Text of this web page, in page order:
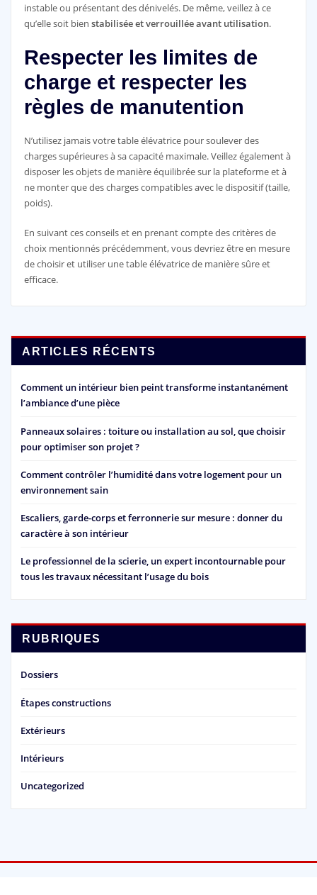
instable ou présentant des dénivelés. De même, veillez à ce
qu’elle soit bien stabilisée et verrouillée avant utilisation.
Respecter les limites de
charge et respecter les
règles de manutention
N’utilisez jamais votre table élévatrice pour soulever des
charges supérieures à sa capacité maximale. Veillez également à
disposer les objets de manière équilibrée sur la plateforme et à
ne monter que des charges compatibles avec le dispositif (taille,
poids).
En suivant ces conseils et en prenant compte des critères de
choix mentionnés précédemment, vous devriez être en mesure
de choisir et utiliser une table élévatrice de manière sûre et
efficace.
ARTICLES RÉCENTS
Comment un intérieur bien peint transforme instantanément
l’ambiance d’une pièce
Panneaux solaires : toiture ou installation au sol, que choisir
pour optimiser son projet ?
Comment contrôler l’humidité dans votre logement pour un
environnement sain
Escaliers, garde-corps et ferronnerie sur mesure : donner du
caractère à son intérieur
Le professionnel de la scierie, un expert incontournable pour
tous les travaux nécessitant l’usage du bois
RUBRIQUES
Dossiers
Étapes constructions
Extérieurs
Intérieurs
Uncategorized